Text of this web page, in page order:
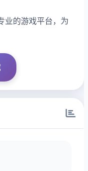
业的游戏平台，为